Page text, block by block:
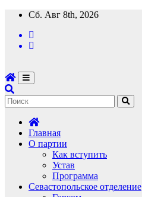
Перейти
содержимому
Сб. Авг 8th, 2026
Главная
О партии
Как вступить
Устав
Программа
Севастопольское отделение